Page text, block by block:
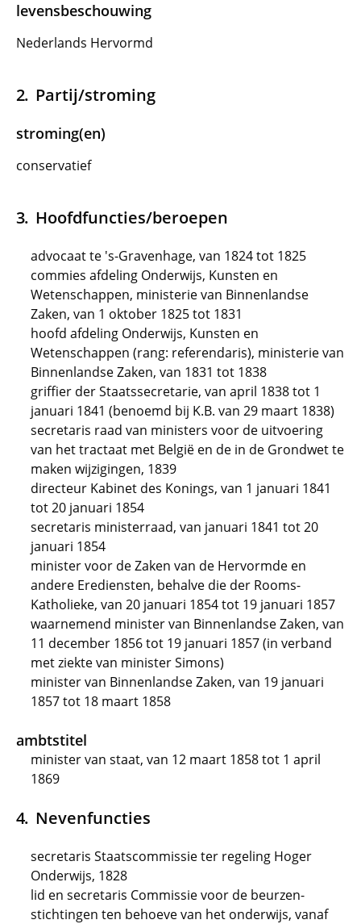
levensbeschouwing
Nederlands Hervormd
Partij/stroming
stroming(en)
conservatief
Hoofdfuncties/beroepen
advocaat te 's-Gravenhage, van 1824 tot 1825
commies afdeling Onderwijs, Kunsten en
Wetenschappen, ministerie van Binnenlandse
Zaken, van 1 oktober 1825 tot 1831
hoofd afdeling Onderwijs, Kunsten en
Wetenschappen (rang: referendaris), ministerie van
Binnenlandse Zaken, van 1831 tot 1838
griffier der Staatssecretarie, van april 1838 tot 1
januari 1841 (benoemd bij K.B. van 29 maart 1838)
secretaris raad van ministers voor de uitvoering
van het tractaat met België en de in de Grondwet te
maken wijzigingen, 1839
directeur Kabinet des Konings, van 1 januari 1841
tot 20 januari 1854
secretaris ministerraad, van januari 1841 tot 20
januari 1854
minister voor de Zaken van de Hervormde en
andere Erediensten, behalve die der Rooms-
Katholieke, van 20 januari 1854 tot 19 januari 1857
waarnemend minister van Binnenlandse Zaken, van
11 december 1856 tot 19 januari 1857 (in verband
met ziekte van minister Simons)
minister van Binnenlandse Zaken, van 19 januari
1857 tot 18 maart 1858
ambtstitel
minister van staat, van 12 maart 1858 tot 1 april
1869
Nevenfuncties
secretaris Staatscommissie ter regeling Hoger
Onderwijs, 1828
lid en secretaris Commissie voor de beurzen-
stichtingen ten behoeve van het onderwijs, vanaf